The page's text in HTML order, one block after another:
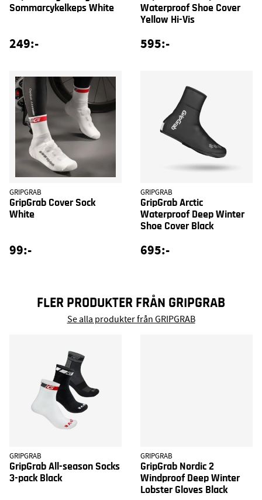
Sommarcykelkeps White
249:-
Waterproof Shoe Cover
Yellow Hi-Vis
595:-
GRIPGRAB
GripGrab Cover Sock
White
99:-
GRIPGRAB
GripGrab Arctic
Waterproof Deep Winter
Shoe Cover Black
695:-
FLER PRODUKTER FRÅN GRIPGRAB
Se alla produkter från GRIPGRAB
GRIPGRAB
GripGrab All-season Socks
3-pack Black
GRIPGRAB
GripGrab Nordic 2
Windproof Deep Winter
Lobster Gloves Black